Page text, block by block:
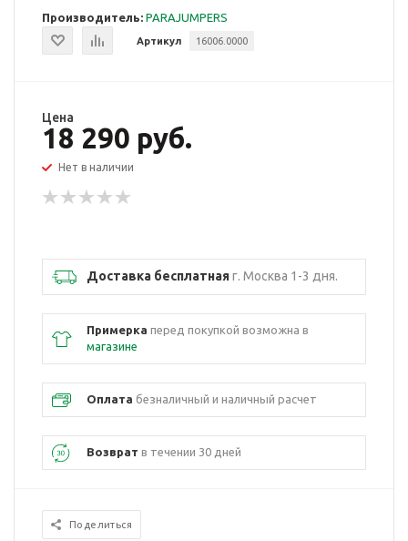
Производитель: PARAJUMPERS
Артикул 16006.0000
Цена
18 290 руб.
Нет в наличии
Доставка бесплатнаяг. Москва 1-3 дня.
Примерка перед покупкой возможна в
магазине
Оплата безналичный и наличный расчет
Возврат в течении 30 дней
Поделиться